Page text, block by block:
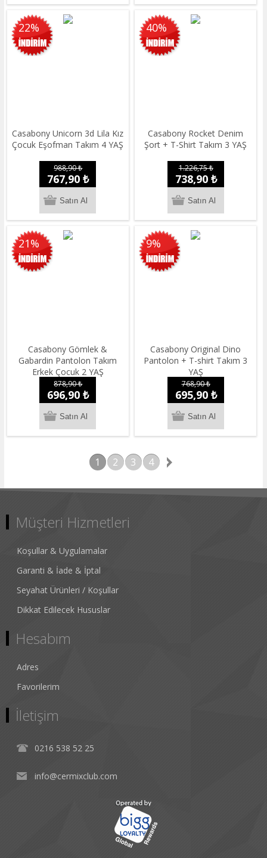
22%
Casabony Unicorn 3d Lila Kız
Çocuk Eşofman Takım 4 YAŞ
988,90 ₺
767,90 ₺
40%
Casabony Rocket Denim
Şort + T-Shirt Takım 3 YAŞ
1.226,75 ₺
738,90 ₺
21%
Casabony Gömlek &
Gabardin Pantolon Takım
Erkek Çocuk 2 YAŞ
878,90 ₺
696,90 ₺
9%
Casabony Original Dino
Pantolon + T-shirt Takım 3
YAŞ
768,90 ₺
695,90 ₺
1 2 3 4
Müşteri Hizmetleri
Koşullar & Uygulamalar
Garanti & İade & İptal
Seyahat Ürünleri / Koşullar
Dikkat Edilecek Hususlar
Hesabım
Adres
Favorilerim
İletişim
0216 538 52 25
info@cermixclub.com